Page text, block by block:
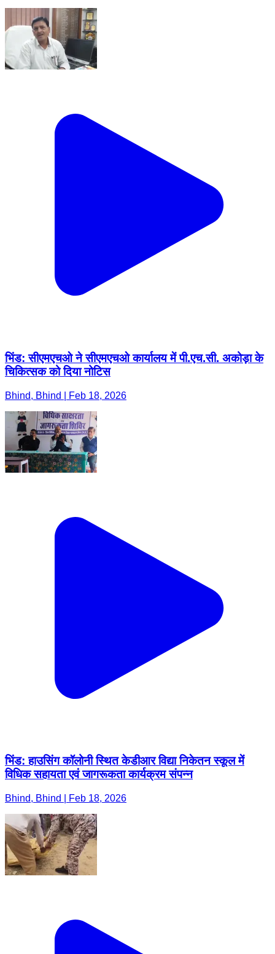
भिंड: सीएमएचओ ने सीएमएचओ कार्यालय में पी.एच.सी. अकोड़ा के
चिकित्सक को दिया नोटिस
Bhind, Bhind | Feb 18, 2026
भिंड: हाउसिंग कॉलोनी स्थित केडीआर विद्या निकेतन स्कूल में
विधिक सहायता एवं जागरूकता कार्यक्रम संपन्न
Bhind, Bhind | Feb 18, 2026